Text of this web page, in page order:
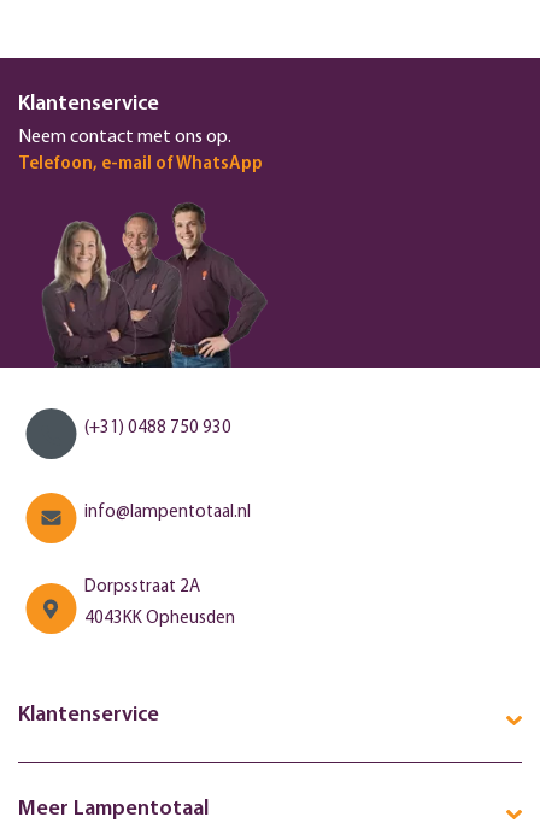
Klantenservice
Neem contact met ons op.
Telefoon, e-mail of WhatsApp
(+31) 0488 750 930
info@lampentotaal.nl
Dorpsstraat 2A
4043KK Opheusden
Klantenservice
Meer Lampentotaal